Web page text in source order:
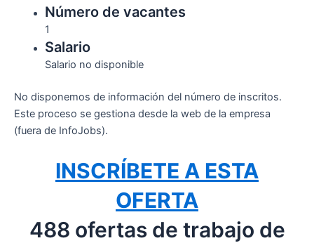
Número de vacantes
1
Salario
Salario no disponible
No disponemos de información del número de inscritos.
Este proceso se gestiona desde la web de la empresa
(fuera de InfoJobs).
INSCRÍBETE A ESTA
OFERTA
488 ofertas de trabajo de